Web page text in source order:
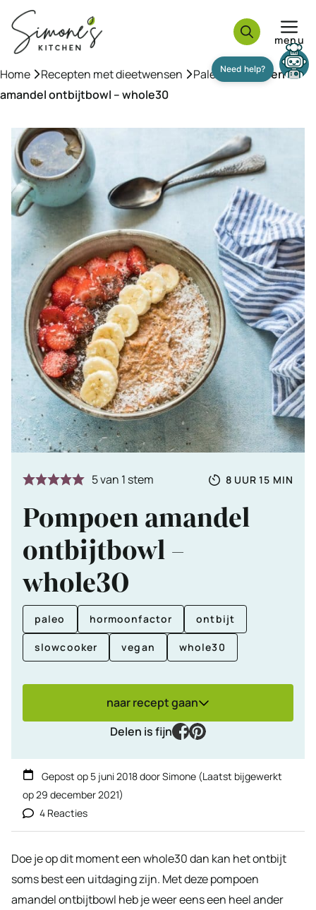
naar
inhoud
menu
Home »Recepten met dieetwensen »Paleo»Pompoen
amandel ontbijtbowl – whole30
5van 1 stem
Totale
8 UUR
UUR 15 MIN
Pompoen amandel
ontbijtbowl –
whole30
paleo hormoonfactor ontbijt
slowcooker vegan whole30
naar recept gaan
Delen is fijn
facebook
pinterest
Gepost op 5 juni 2018doorSimone (Laatst bijgewerkt
op29 december 2021)
4 Reacties
Doe je op dit moment een whole30 dan kan het ontbijt
soms best een uitdaging zijn. Met deze pompoen
amandel ontbijtbowl heb je weer eens een heel ander